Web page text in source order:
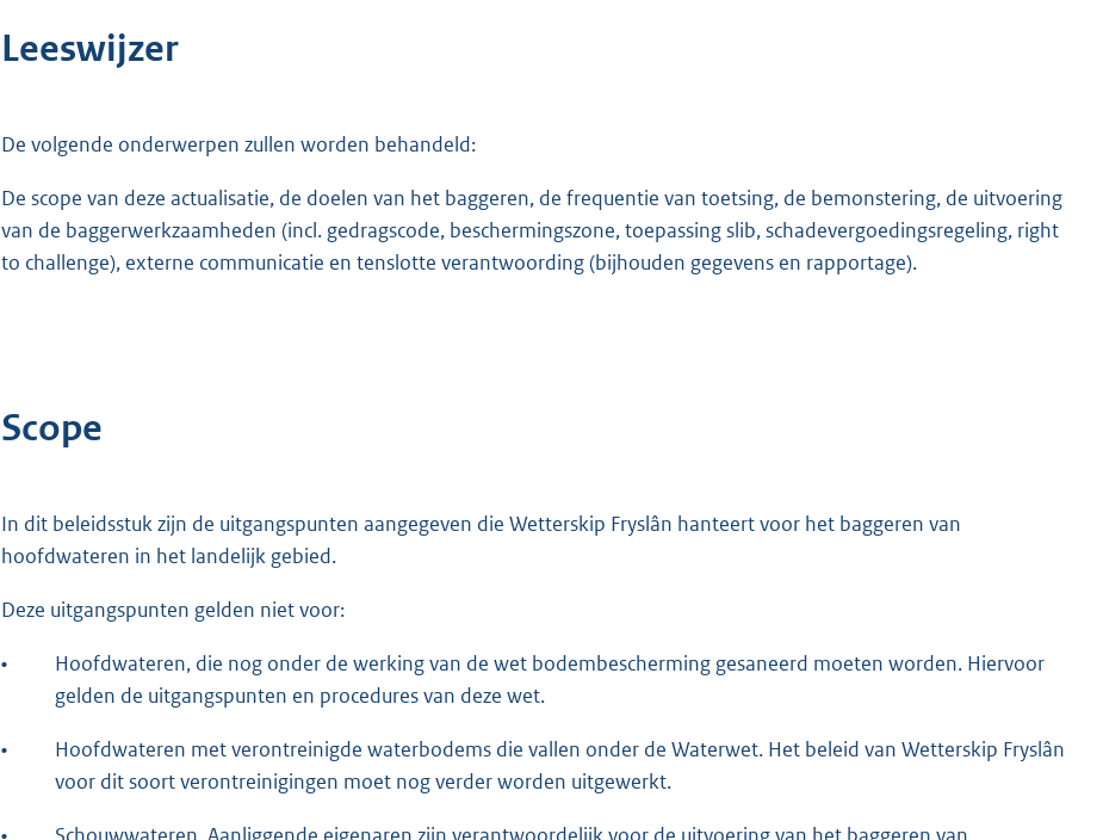
Leeswijzer
De volgende onderwerpen zullen worden behandeld:
De scope van deze actualisatie, de doelen van het baggeren, de frequentie van toetsing, de bemonstering, de uitvoering
van de baggerwerkzaamheden (incl. gedragscode, beschermingszone, toepassing slib, schadevergoedingsregeling, right
to challenge), externe communicatie en tenslotte verantwoording (bijhouden gegevens en rapportage).
Scope
In dit beleidsstuk zijn de uitgangspunten aangegeven die Wetterskip Fryslân hanteert voor het baggeren van
hoofdwateren in het landelijk gebied.
Deze uitgangspunten gelden niet voor:
•
Hoofdwateren, die nog onder de werking van de wet bodembescherming gesaneerd moeten worden. Hiervoor
gelden de uitgangspunten en procedures van deze wet.
•
Hoofdwateren met verontreinigde waterbodems die vallen onder de Waterwet. Het beleid van Wetterskip Fryslân
voor dit soort verontreinigingen moet nog verder worden uitgewerkt.